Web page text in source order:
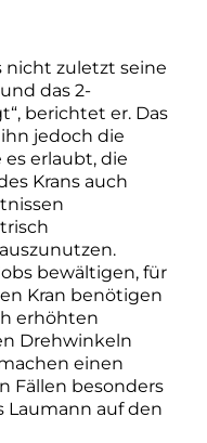
nicht zuletzt seine
das 2-
berichtet er. Das
jedoch die
es erlaubt, die
Krans auch
bewältigen, für
Kran benötigen
erhöhten
Drehwinkeln
einen
Fällen besonders
Laumann auf den